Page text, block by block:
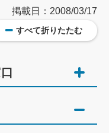
掲載日：2008/03/17
すべて折りたたむ